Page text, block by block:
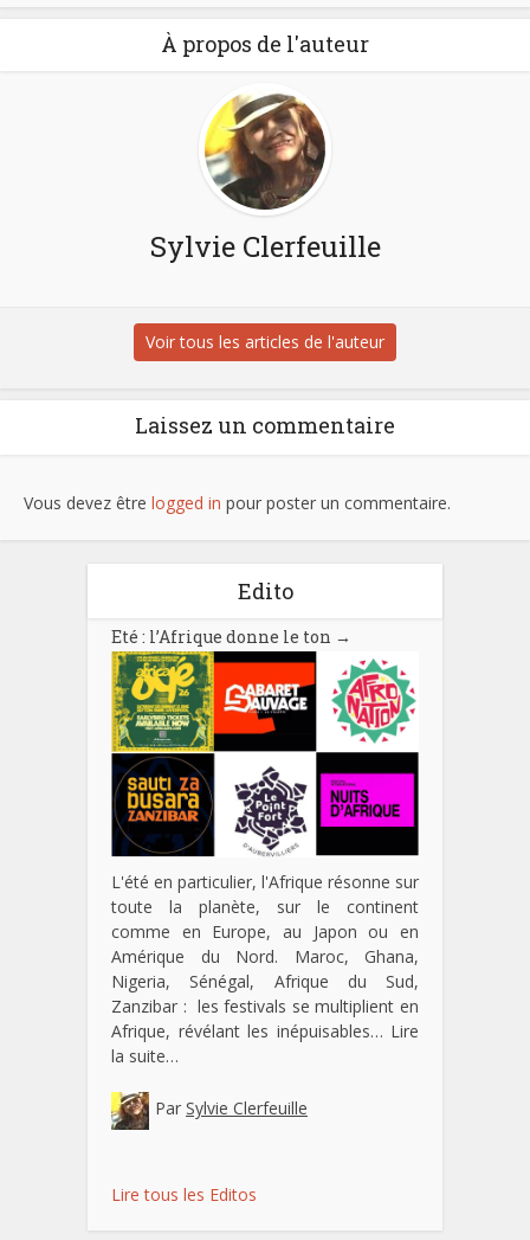
À propos de l'auteur
Sylvie Clerfeuille
Voir tous les articles de l'auteur
Laissez un commentaire
Vous devez être logged in pour poster un commentaire.
Edito
Eté : l’Afrique donne le ton →
L'été en particulier, l'Afrique résonne sur
toute la planète, sur le continent
comme en Europe, au Japon ou en
Amérique du Nord. Maroc, Ghana,
Nigeria, Sénégal, Afrique du Sud,
Zanzibar : les festivals se multiplient en
Afrique, révélant les inépuisables… Lire
la suite…
Par Sylvie Clerfeuille
Lire tous les Editos